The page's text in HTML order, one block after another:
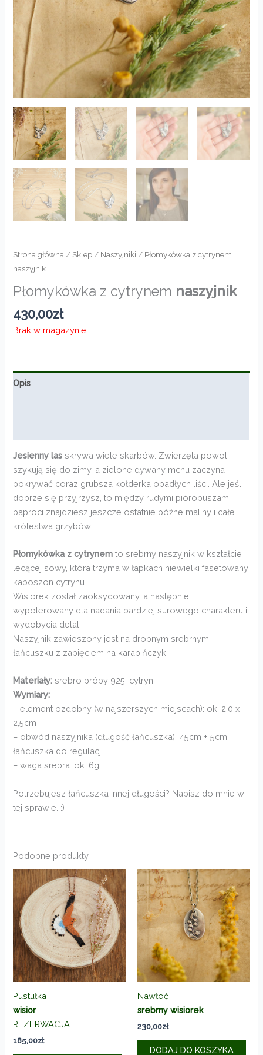
Strona główna / Sklep / Naszyjniki / Płomykówka z cytrynem
naszyjnik
Płomykówka z cytrynem naszyjnik
430,00zł
Brak w magazynie
Opis
Jesienny las skrywa wiele skarbów. Zwierzęta powoli
szykują się do zimy, a zielone dywany mchu zaczyna
pokrywać coraz grubsza kołderka opadłych liści. Ale jeśli
dobrze się przyjrzysz, to między rudymi pióropuszami
paproci znajdziesz jeszcze ostatnie późne maliny i całe
królestwa grzybów…
Płomykówka z cytrynem to srebrny naszyjnik w kształcie
lecącej sowy, która trzyma w łapkach niewielki fasetowany
kaboszon cytrynu.
Wisiorek został zaoksydowany, a następnie
wypolerowany dla nadania bardziej surowego charakteru i
wydobycia detali.
Naszyjnik zawieszony jest na drobnym srebrnym
łańcuszku z zapięciem na karabińczyk.
Materiały: srebro próby 925, cytryn;
Wymiary:
– element ozdobny (w najszerszych miejscach): ok. 2,0 x
2,5cm
– obwód naszyjnika (długość łańcuszka): 45cm + 5cm
łańcuszka do regulacji
– waga srebra: ok. 6g
Potrzebujesz łańcuszka innej długości? Napisz do mnie w
tej sprawie. :)
Podobne produkty
Pustułka
wisior
REZERWACJA
185,00zł
Nawłoć
srebrny wisiorek
230,00zł
DODAJ DO KOSZYKA